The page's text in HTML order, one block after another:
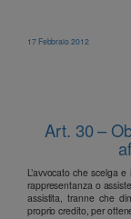
17 Febbraio 2012
Art. 30 –
L’avvocato che scelga
rappresentanza o
assistita, tranne che
proprio credito, per